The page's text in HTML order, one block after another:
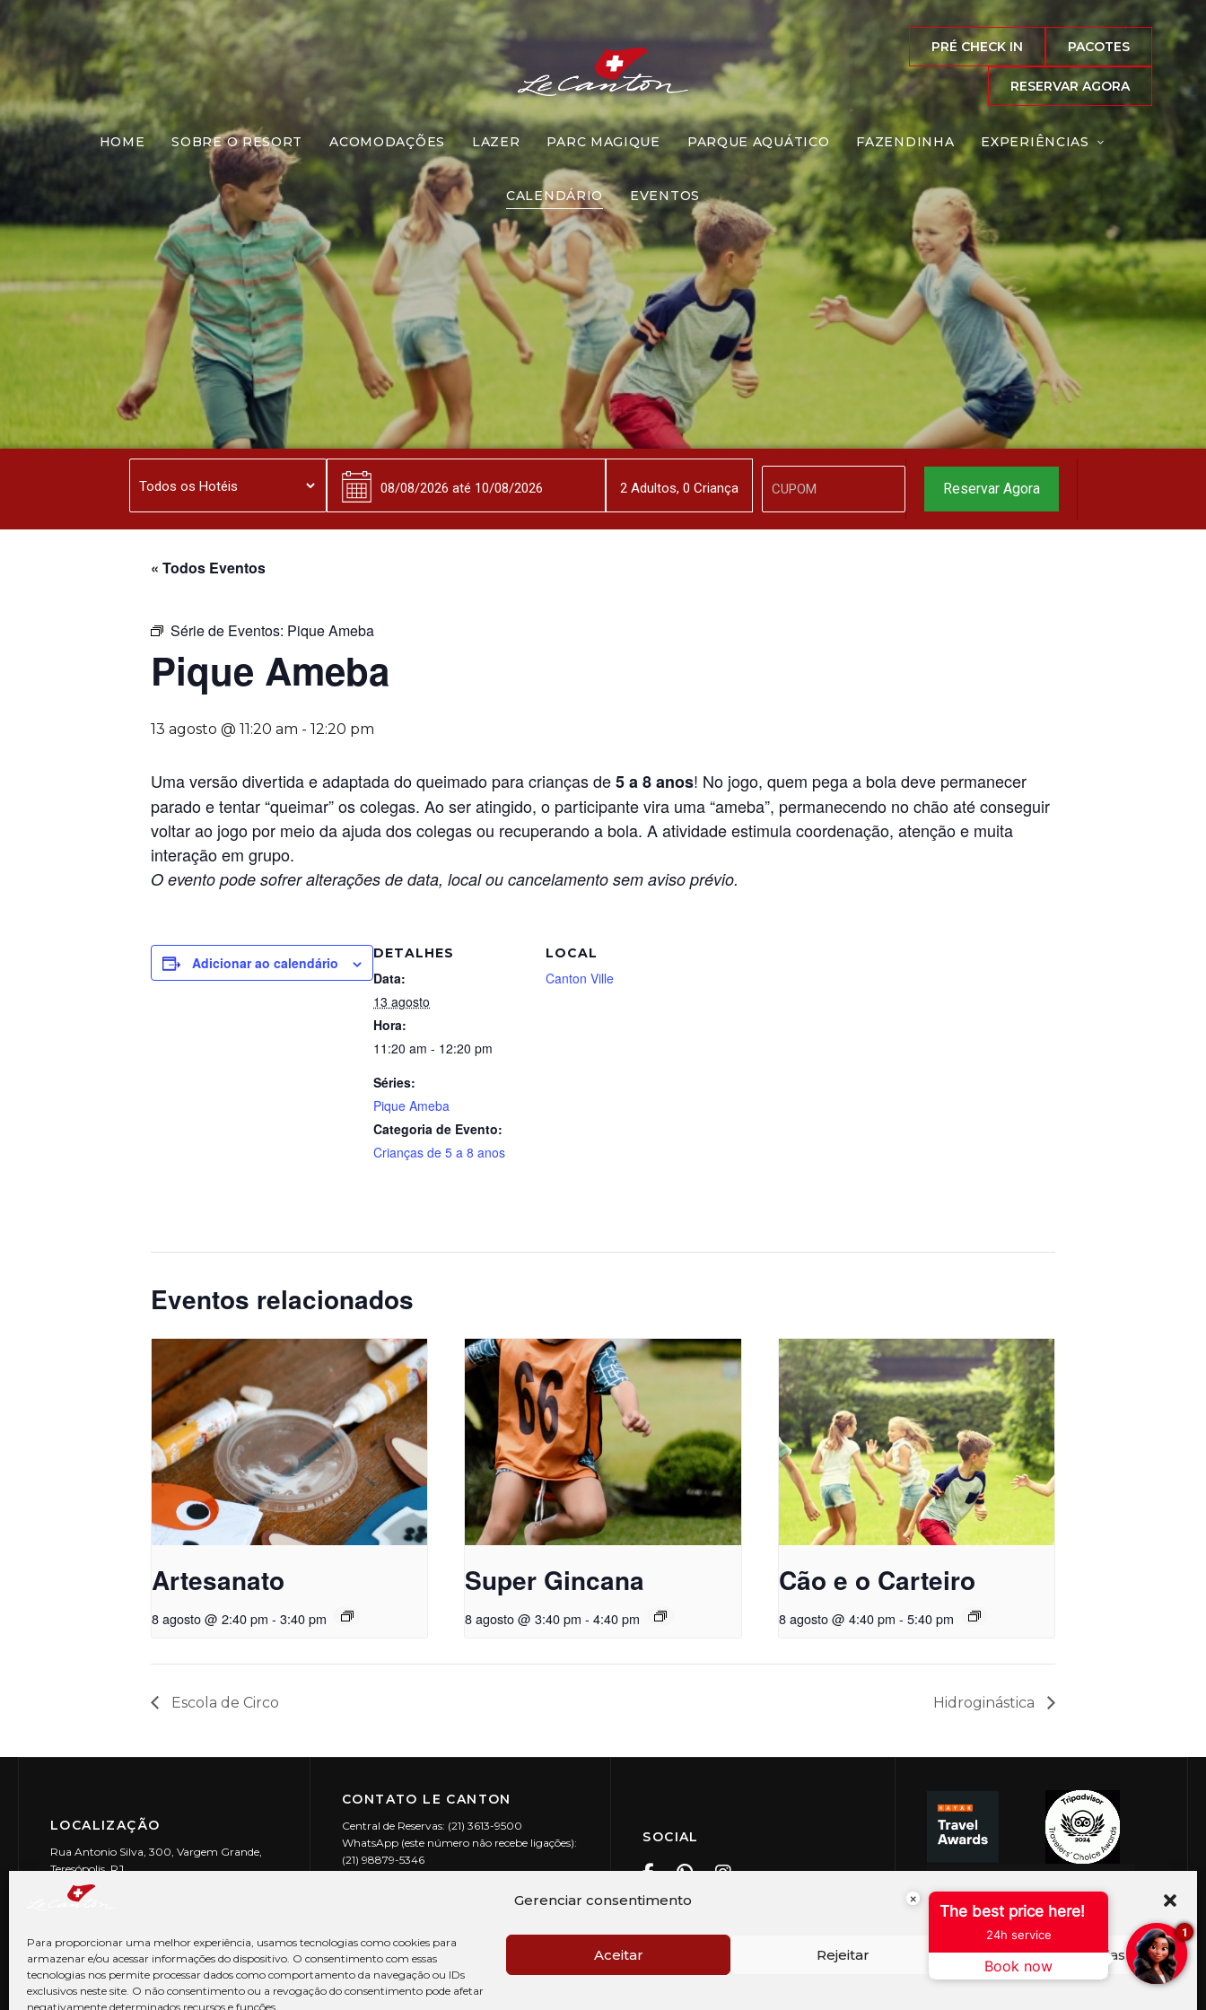
Gerenciar consentimento
Para proporcionar uma melhor experiência, usamos tecnologias como cookies para
armazenar e/ou acessar informações do dispositivo. O consentimento com essas
tecnologias nos permite processar dados como comportamento da navegação ou IDs
exclusivos neste site. O não consentimento ou a revogação do consentimento pode afetar
negativamente determinados recursos e funções.
Aceitar Rejeitar Ver preferências
PRÉ CHECK IN PACOTES
RESERVAR AGORA
HOME SOBRE O RESORT ACOMODAÇÕES LAZER PARC MAGIQUE PARQUE AQUÁTICO FAZENDINHA EXPERIÊNCIAS
CALENDÁRIO EVENTOS
Pique Ameba
« Todos Eventos
Série de Eventos: Pique Ameba
Pique Ameba
13 agosto @ 11:20 am - 12:20 pm
Uma versão divertida e adaptada do queimado para crianças de5 a 8 anos! No jogo, quem pega a bola deve permanecer
parado e tentar “queimar” os colegas. Ao ser atingido, o participante vira uma “ameba”, permanecendo no chão até conseguir
voltar ao jogo por meio da ajuda dos colegas ou recuperando a bola. A atividade estimula coordenação, atenção e muita
interação em grupo.
O evento pode sofrer alterações de data, local ou cancelamento sem aviso prévio.
Adicionar ao calendário
DETALHES
Data:
13 agosto
Hora:
11:20 am - 12:20 pm
Séries:
Pique Ameba
Categoria de Evento:
Crianças de 5 a 8 anos
LOCAL
Canton Ville
Eventos relacionados
Artesanato
8 agosto @ 2:40 pm - 3:40 pm
Super Gincana
8 agosto @ 3:40 pm - 4:40 pm
Cão e o Carteiro
8 agosto @ 4:40 pm - 5:40 pm
Escola de Circo Hidroginástica
LOCALIZAÇÃO
Rua Antonio Silva, 300, Vargem Grande,
Teresópolis, RJ
CEP: 25990-150
CONTATO LE CANTON
Central de Reservas: (21) 3613-9500
WhatsApp (este número não recebe ligações):
(21) 98879-5346
SOCIAL
2Adultos, 0 Criança
Reserve agora, com
o melhor preço
garantido
▼
Reservar Agora
×
The best price here!
24h service
Book now
1